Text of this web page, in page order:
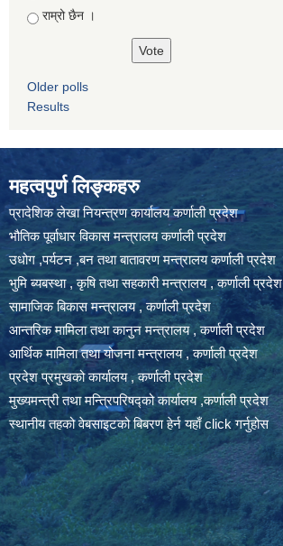
राम्रो छैन ।
Older polls
Results
महत्वपुर्ण लिङ्कहरु
प्रादेशिक लेखा नियन्त्रण कार्यालय कर्णाली प्रदेश
भौतिक पूर्वाधार विकास मन्त्रालय कर्णाली प्रदेश
उधोग ,पर्यटन ,बन तथा बातावरण मन्त्रालय कर्णाली प्रदेश
भुमि ब्यबस्था , कृषि तथा सहकारी मन्त्रालय , कर्णाली प्रदेश
सामाजिक बिकास मन्त्रालय , कर्णाली प्रदेश
आन्तरिक मामिला तथा कानुन मन्त्रालय , कर्णाली प्रदेश
आर्थिक मामिला तथा योजना मन्त्रालय , कर्णाली प्रदेश
प्रदेश प्रमुखको कार्यालय , कर्णाली प्रदेश
मुख्यमन्त्री तथा मन्त्रिपरिषद्को कार्यालय ,कर्णाली प्रदेश
स्थानीय तहको वेबसाइटको बिबरण हेर्न यहाँ click गर्नुहोस